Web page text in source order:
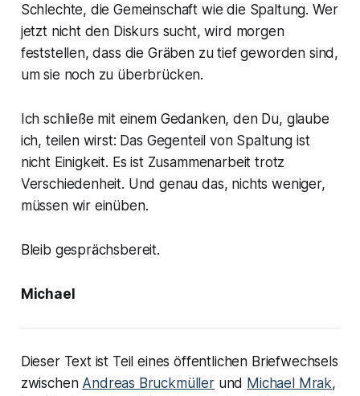
Schlechte, die Gemeinschaft wie die Spaltung. Wer
jetzt nicht den Diskurs sucht, wird morgen
feststellen, dass die Gräben zu tief geworden sind,
um sie noch zu überbrücken.
Ich schließe mit einem Gedanken, den Du, glaube
ich, teilen wirst: Das Gegenteil von Spaltung ist
nicht Einigkeit. Es ist Zusammenarbeit trotz
Verschiedenheit. Und genau das, nichts weniger,
müssen wir einüben.
Bleib gesprächsbereit.
Michael
Dieser Text ist Teil eines öffentlichen Briefwechsels
zwischen Andreas Bruckmüllerund Michael Mrak,